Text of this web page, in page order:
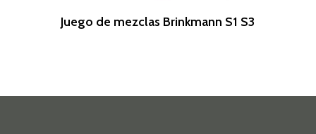
Leer Más
Juego de mezclas Brinkmann S1 S3